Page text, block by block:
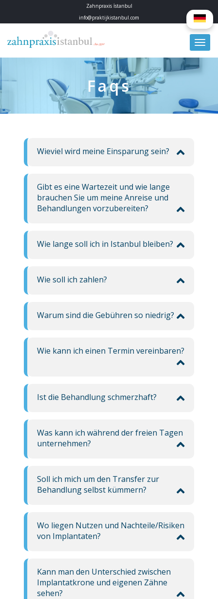
Zahnpraxis İstanbul
info@praktijkistanbul.com
Faqs
Wieviel wird meine Einsparung sein?
Gibt es eine Wartezeit und wie lange
brauchen Sie um meine Anreise und
Behandlungen vorzubereiten?
Wie lange soll ich in Istanbul bleiben?
Wie soll ich zahlen?
Warum sind die Gebühren so niedrig?
Wie kann ich einen Termin vereinbaren?
Ist die Behandlung schmerzhaft?
Was kann ich während der freien Tagen
unternehmen?
Soll ich mich um den Transfer zur
Behandlung selbst kümmern?
Wo liegen Nutzen und Nachteile/Risiken
von Implantaten?
Kann man den Unterschied zwischen
Implantatkrone und eigenen Zähne
sehen?